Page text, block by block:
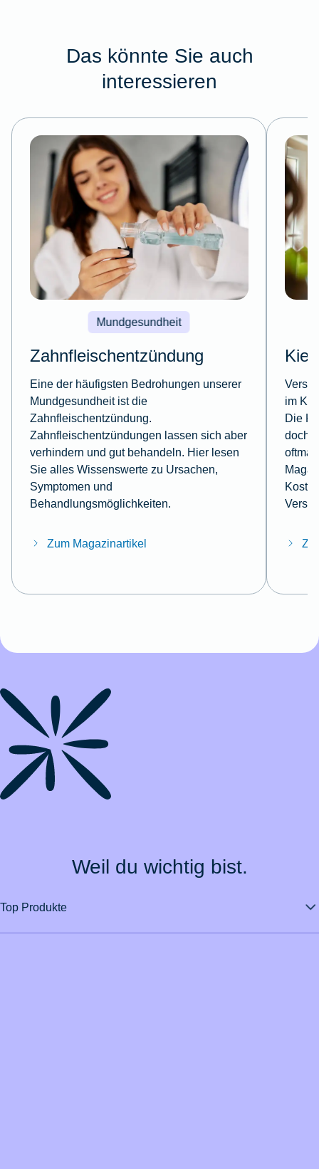
Das könnte Sie auch
interessieren
Mundgesundheit
Zahnfleischentzündung
Eine der häufigsten Bedrohungen unserer
Mundgesundheit ist die
Zahnfleischentzündung.
Zahnfleischentzündungen lassen sich aber
verhindern und gut behandeln. Hier lesen
Sie alles Wissenswerte zu Ursachen,
Symptomen und
Behandlungsmöglichkeiten.
Zum Magazinartikel
im
Die
doch
Weil du wichtig bist.
Top Produkte